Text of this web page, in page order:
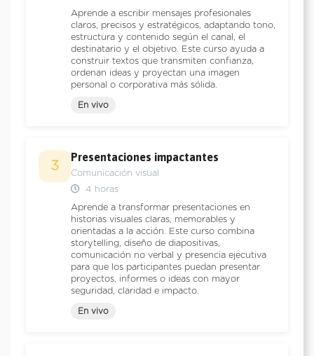
Aprende a escribir mensajes profesionales
claros, precisos y estratégicos, adaptando tono,
estructura y contenido según el canal, el
destinatario y el objetivo. Este curso ayuda a
construir textos que transmiten confianza,
ordenan ideas y proyectan una imagen
personal o corporativa más sólida.
En vivo
3
Presentaciones impactantes
Comunicación visual
4 horas
Aprende a transformar presentaciones en
historias visuales claras, memorables y
orientadas a la acción. Este curso combina
storytelling, diseño de diapositivas,
comunicación no verbal y presencia ejecutiva
para que los participantes puedan presentar
proyectos, informes o ideas con mayor
seguridad, claridad e impacto.
En vivo